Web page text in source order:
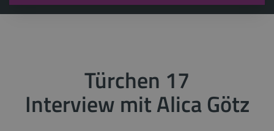
Türchen 17
Interview mit Alica Götz